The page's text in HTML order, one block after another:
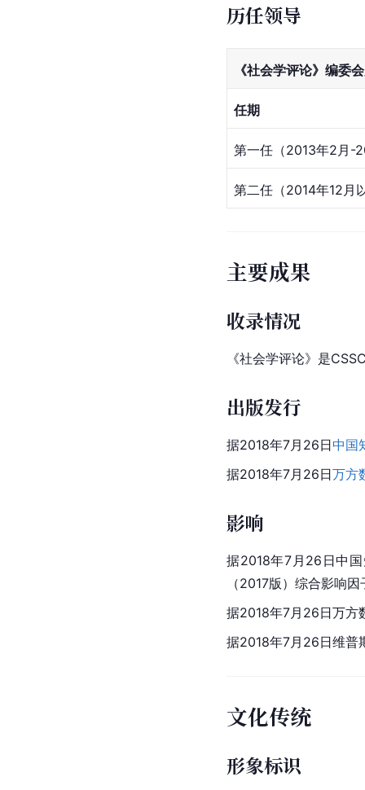
历任领导
《社会学评论》编
任期
第一任（2013年2月-
第二任（2014年12月
主要成果
收录情况
《社会学评论》是
出版发行
据2018年7月26日中国
据2018年7月26日万方
影响
据2018年7月26日中
（2017版）综合影响因
据2018年7月26日万方
据2018年7月26日维普
文化传统
形象标识